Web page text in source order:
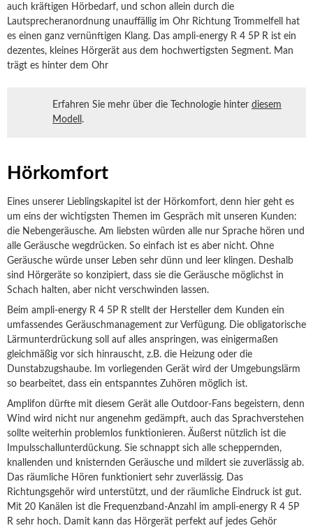
auch kräftigen Hörbedarf, und schon allein durch die
Lautsprecheranordnung unauffällig im Ohr Richtung Trommelfell hat
es einen ganz vernünftigen Klang. Das ampli-energy R 4 5P R ist ein
dezentes, kleines Hörgerät aus dem hochwertigsten Segment. Man
trägt es hinter dem Ohr
Erfahren Sie mehr über die Technologie hinter diesem
Modell .
Hörkomfort
Eines unserer Lieblingskapitel ist der Hörkomfort, denn hier geht es
um eins der wichtigsten Themen im Gespräch mit unseren Kunden:
die Nebengeräusche. Am liebsten würden alle nur Sprache hören und
alle Geräusche wegdrücken. So einfach ist es aber nicht. Ohne
Geräusche würde unser Leben sehr dünn und leer klingen. Deshalb
sind Hörgeräte so konzipiert, dass sie die Geräusche möglichst in
Schach halten, aber nicht verschwinden lassen.
Beim ampli-energy R 4 5P R stellt der Hersteller dem Kunden ein
umfassendes Geräuschmanagement zur Verfügung. Die obligatorische
Lärmunterdrückung soll auf alles anspringen, was einigermaßen
gleichmäßig vor sich hinrauscht, z.B. die Heizung oder die
Dunstabzugshaube. Im vorliegenden Gerät wird der Umgebungslärm
so bearbeitet, dass ein entspanntes Zuhören möglich ist.
Amplifon dürfte mit diesem Gerät alle Outdoor-Fans begeistern, denn
Wind wird nicht nur angenehm gedämpft, auch das Sprachverstehen
sollte weiterhin problemlos funktionieren. Äußerst nützlich ist die
Impulsschallunterdückung. Sie schnappt sich alle scheppernden,
knallenden und knisternden Geräusche und mildert sie zuverlässig ab.
Das räumliche Hören funktioniert sehr zuverlässig. Das
Richtungsgehör wird unterstützt, und der räumliche Eindruck ist gut.
Mit 20 Kanälen ist die Frequenzband-Anzahl im ampli-energy R 4 5P
R sehr hoch. Damit kann das Hörgerät perfekt auf jedes Gehör